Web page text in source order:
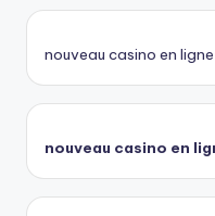
nouveau casino en ligne
nouveau casino en